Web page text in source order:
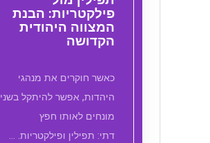
פילקטריות: הבנת
המצווה היהודית
הקדושה
כאשר חוקרים את מנהגי
היהדות, אפשר להיתקל בשני
מונחים לאותו חפץ
דתי: תפילין ופילקטריות. …